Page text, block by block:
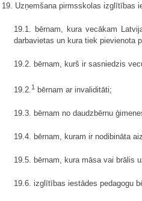
19. Uzņemšana pirmsskolas izglītības
19.1. bērnam, kura vecākam
darbavietas un kura tiek pievienota
19.2. bērnam, kurš ir sasniedzis
19.2. 1 bērnam ar invaliditāti;
19.3. bērnam no daudzbērnu
19.4. bērnam, kuram ir nodibināta
19.5. bērnam, kura māsa vai brālis
19.6. izglītības iestādes pedagogu